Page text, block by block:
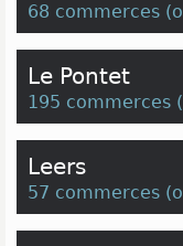
68 commerces (
Le Pontet
195 commerces (
Leers
57 commerces (